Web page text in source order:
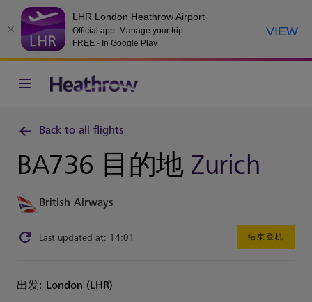
LHR London Heathrow Airport
Official app: Manage your trip
FREE - In Google Play
VIEW
Back to all flights
BA736 目的地 Zurich
British Airways
Last updated at: 14:01 结束登机
出发: London (LHR)